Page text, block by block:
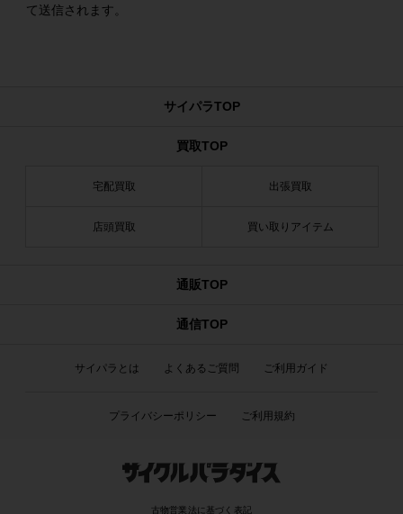
て送信されます。
サイパラTOP
買取TOP
宅配買取 出張買取
店頭買取 買い取りアイテム
通販TOP
通信TOP
サイパラとは よくあるご質問 ご利用ガイド
プライバシーポリシー ご利用規約
古物営業法に基づく表記